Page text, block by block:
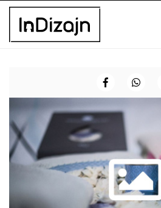
Skip
content